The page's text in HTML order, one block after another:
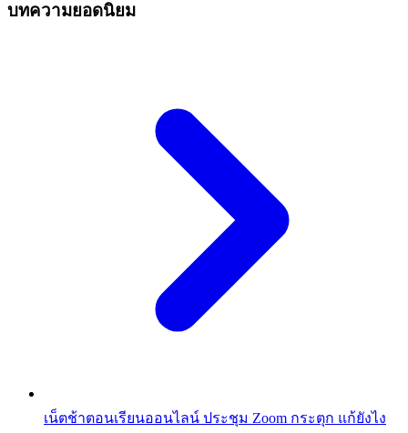
บทความยอดนิยม
เน็ตช้าตอนเรียนออนไลน์ ประชุม Zoom กระตุก แก้ยังไง